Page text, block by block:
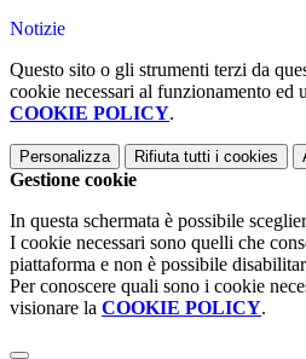
Notizie
Questo sito o gli strumenti terzi da
cookie necessari al funzionamento
COOKIE POLICY.
Personalizza Rifiuta tutti i cookies
Gestione cookie
In questa schermata è possibile
I cookie necessari sono quelli che
piattaforma e non è possibile
Per conoscere quali sono i cookie
visionare la COOKIE POLICY.